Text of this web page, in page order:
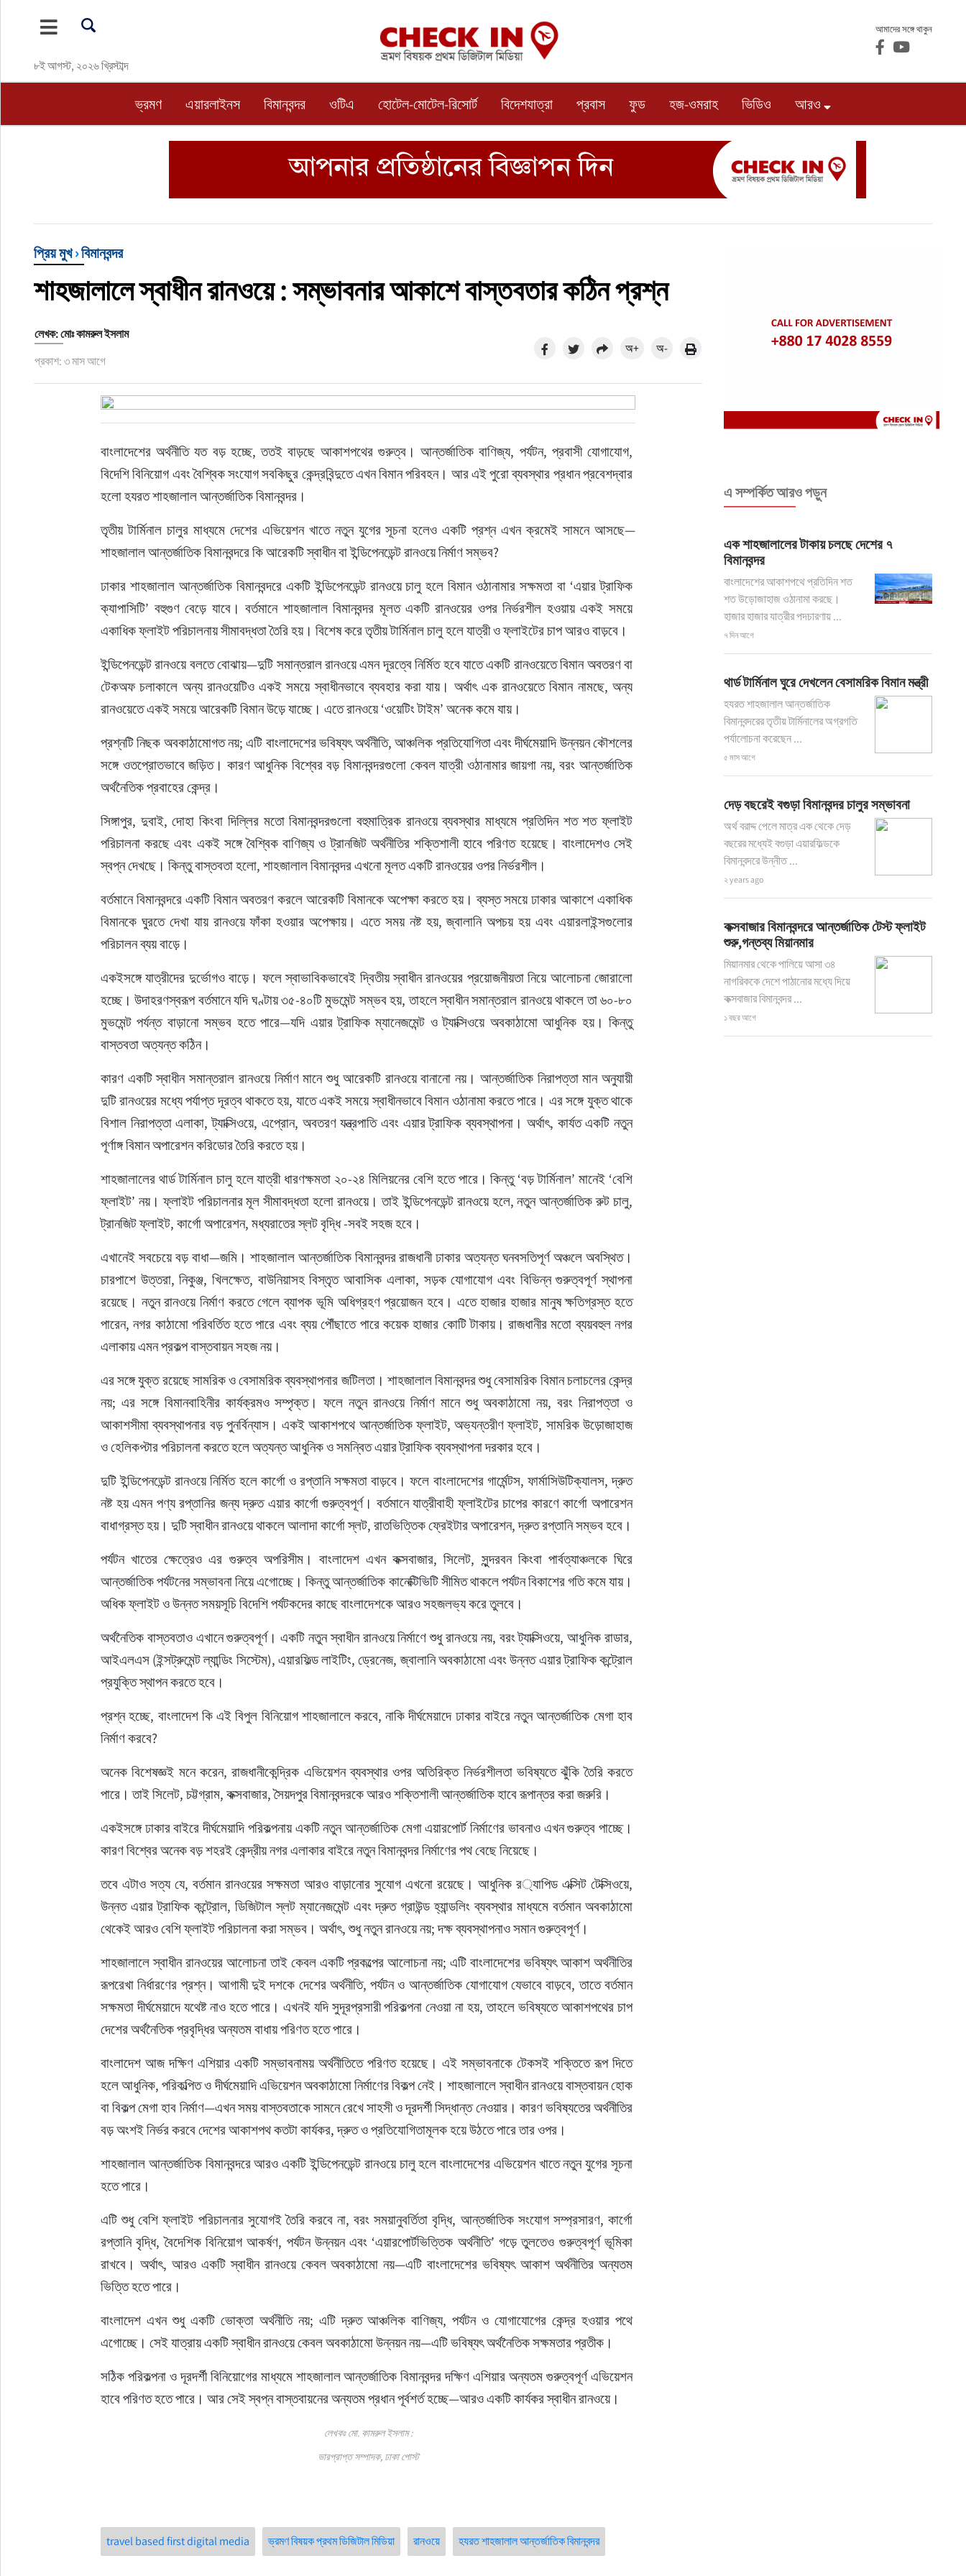
৮ই আগস্ট, ২০২৬ খ্রিস্টাব্দ
আমাদের সঙ্গে থাকুন
এয়ারলাইনস
বিমানবন্দর
বিদেশযাত্রা
প্রবাস
হজ-ওমরাহ
ভ্রমণ এয়ারলাইনস বিমানবন্দর ওটিএ হোটেল-মোটেল-রিসোর্ট বিদেশযাত্রা প্রবাস ফুড হজ-ওমরাহ ভিডিও আরও
প্রিয় মুখ›বিমানবন্দর
শাহজালালে স্বাধীন রানওয়ে : সম্ভাবনার আকাশে বাস্তবতার কঠিন প্রশ্ন
লেখক: মোঃ কামরুল ইসলাম
প্রকাশ: ৩ মাস আগে
অ+ অ-
বাংলাদেশের অর্থনীতি যত বড় হচ্ছে, ততই বাড়ছে আকাশপথের গুরুত্ব। আন্তর্জাতিক বাণিজ্য, পর্যটন, প্রবাসী যোগাযোগ,
বিদেশি বিনিয়োগ এবং বৈশ্বিক সংযোগ সবকিছুর কেন্দ্রবিন্দুতে এখন বিমান পরিবহন। আর এই পুরো ব্যবস্থার প্রধান প্রবেশদ্বার
হলো হযরত শাহজালাল আন্তর্জাতিক বিমানবন্দর।
তৃতীয় টার্মিনাল চালুর মাধ্যমে দেশের এভিয়েশন খাতে নতুন যুগের সূচনা হলেও একটি প্রশ্ন এখন ক্রমেই সামনে আসছে—
শাহজালাল আন্তর্জাতিক বিমানবন্দরে কি আরেকটি স্বাধীন বা ইন্ডিপেনডেন্ট রানওয়ে নির্মাণ সম্ভব?
ঢাকার শাহজালাল আন্তর্জাতিক বিমানবন্দরে একটি ইন্ডিপেনডেন্ট রানওয়ে চালু হলে বিমান ওঠানামার সক্ষমতা বা ‘এয়ার ট্রাফিক
ক্যাপাসিটি’ বহুগুণ বেড়ে যাবে। বর্তমানে শাহজালাল বিমানবন্দর মূলত একটি রানওয়ের ওপর নির্ভরশীল হওয়ায় একই সময়ে
একাধিক ফ্লাইট পরিচালনায় সীমাবদ্ধতা তৈরি হয়। বিশেষ করে তৃতীয় টার্মিনাল চালু হলে যাত্রী ও ফ্লাইটের চাপ আরও বাড়বে।
ইন্ডিপেনডেন্ট রানওয়ে বলতে বোঝায়—দুটি সমান্তরাল রানওয়ে এমন দূরত্বে নির্মিত হবে যাতে একটি রানওয়েতে বিমান অবতরণ বা
টেকঅফ চলাকালে অন্য রানওয়েটিও একই সময়ে স্বাধীনভাবে ব্যবহার করা যায়। অর্থাৎ এক রানওয়েতে বিমান নামছে, অন্য
রানওয়েতে একই সময়ে আরেকটি বিমান উড়ে যাচ্ছে। এতে রানওয়ে ‘ওয়েটিং টাইম’ অনেক কমে যায়।
প্রশ্নটি নিছক অবকাঠামোগত নয়; এটি বাংলাদেশের ভবিষ্যৎ অর্থনীতি, আঞ্চলিক প্রতিযোগিতা এবং দীর্ঘমেয়াদি উন্নয়ন কৌশলের
সঙ্গে ওতপ্রোতভাবে জড়িত। কারণ আধুনিক বিশ্বের বড় বিমানবন্দরগুলো কেবল যাত্রী ওঠানামার জায়গা নয়, বরং আন্তর্জাতিক
অর্থনৈতিক প্রবাহের কেন্দ্র।
সিঙ্গাপুর, দুবাই, দোহা কিংবা দিল্লির মতো বিমানবন্দরগুলো বহুমাত্রিক রানওয়ে ব্যবস্থার মাধ্যমে প্রতিদিন শত শত ফ্লাইট
পরিচালনা করছে এবং একই সঙ্গে বৈশ্বিক বাণিজ্য ও ট্রানজিট অর্থনীতির শক্তিশালী হাবে পরিণত হয়েছে। বাংলাদেশও সেই
স্বপ্ন দেখছে। কিন্তু বাস্তবতা হলো, শাহজালাল বিমানবন্দর এখনো মূলত একটি রানওয়ের ওপর নির্ভরশীল।
বর্তমানে বিমানবন্দরে একটি বিমান অবতরণ করলে আরেকটি বিমানকে অপেক্ষা করতে হয়। ব্যস্ত সময়ে ঢাকার আকাশে একাধিক
বিমানকে ঘুরতে দেখা যায় রানওয়ে ফাঁকা হওয়ার অপেক্ষায়। এতে সময় নষ্ট হয়, জ্বালানি অপচয় হয় এবং এয়ারলাইন্সগুলোর
পরিচালন ব্যয় বাড়ে।
একইসঙ্গে যাত্রীদের দুর্ভোগও বাড়ে। ফলে স্বাভাবিকভাবেই দ্বিতীয় স্বাধীন রানওয়ের প্রয়োজনীয়তা নিয়ে আলোচনা জোরালো
হচ্ছে। উদাহরণস্বরূপ বর্তমানে যদি ঘণ্টায় ৩৫-৪০টি মুভমেন্ট সম্ভব হয়, তাহলে স্বাধীন সমান্তরাল রানওয়ে থাকলে তা ৬০-৮০
মুভমেন্ট পর্যন্ত বাড়ানো সম্ভব হতে পারে—যদি এয়ার ট্রাফিক ম্যানেজমেন্ট ও ট্যাক্সিওয়ে অবকাঠামো আধুনিক হয়। কিন্তু
বাস্তবতা অত্যন্ত কঠিন।
কারণ একটি স্বাধীন সমান্তরাল রানওয়ে নির্মাণ মানে শুধু আরেকটি রানওয়ে বানানো নয়। আন্তর্জাতিক নিরাপত্তা মান অনুযায়ী
দুটি রানওয়ের মধ্যে পর্যাপ্ত দূরত্ব থাকতে হয়, যাতে একই সময়ে স্বাধীনভাবে বিমান ওঠানামা করতে পারে। এর সঙ্গে যুক্ত থাকে
বিশাল নিরাপত্তা এলাকা, ট্যাক্সিওয়ে, এপ্রোন, অবতরণ যন্ত্রপাতি এবং এয়ার ট্রাফিক ব্যবস্থাপনা। অর্থাৎ, কার্যত একটি নতুন
পূর্ণাঙ্গ বিমান অপারেশন করিডোর তৈরি করতে হয়।
শাহজালালের থার্ড টার্মিনাল চালু হলে যাত্রী ধারণক্ষমতা ২০-২৪ মিলিয়নের বেশি হতে পারে। কিন্তু ‘বড় টার্মিনাল’ মানেই ‘বেশি
ফ্লাইট’ নয়। ফ্লাইট পরিচালনার মূল সীমাবদ্ধতা হলো রানওয়ে। তাই ইন্ডিপেনডেন্ট রানওয়ে হলে, নতুন আন্তর্জাতিক রুট চালু,
ট্রানজিট ফ্লাইট, কার্গো অপারেশন, মধ্যরাতের স্লট বৃদ্ধি -সবই সহজ হবে।
এখানেই সবচেয়ে বড় বাধা—জমি। শাহজালাল আন্তর্জাতিক বিমানবন্দর রাজধানী ঢাকার অত্যন্ত ঘনবসতিপূর্ণ অঞ্চলে অবস্থিত।
চারপাশে উত্তরা, নিকুঞ্জ, খিলক্ষেত, বাউনিয়াসহ বিস্তৃত আবাসিক এলাকা, সড়ক যোগাযোগ এবং বিভিন্ন গুরুত্বপূর্ণ স্থাপনা
রয়েছে। নতুন রানওয়ে নির্মাণ করতে গেলে ব্যাপক ভূমি অধিগ্রহণ প্রয়োজন হবে। এতে হাজার হাজার মানুষ ক্ষতিগ্রস্ত হতে
পারেন, নগর কাঠামো পরিবর্তিত হতে পারে এবং ব্যয় পৌঁছাতে পারে কয়েক হাজার কোটি টাকায়। রাজধানীর মতো ব্যয়বহুল নগর
এলাকায় এমন প্রকল্প বাস্তবায়ন সহজ নয়।
এর সঙ্গে যুক্ত রয়েছে সামরিক ও বেসামরিক ব্যবস্থাপনার জটিলতা। শাহজালাল বিমানবন্দর শুধু বেসামরিক বিমান চলাচলের কেন্দ্র
নয়; এর সঙ্গে বিমানবাহিনীর কার্যক্রমও সম্পৃক্ত। ফলে নতুন রানওয়ে নির্মাণ মানে শুধু অবকাঠামো নয়, বরং নিরাপত্তা ও
আকাশসীমা ব্যবস্থাপনার বড় পুনর্বিন্যাস। একই আকাশপথে আন্তর্জাতিক ফ্লাইট, অভ্যন্তরীণ ফ্লাইট, সামরিক উড়োজাহাজ
ও হেলিকপ্টার পরিচালনা করতে হলে অত্যন্ত আধুনিক ও সমন্বিত এয়ার ট্রাফিক ব্যবস্থাপনা দরকার হবে।
দুটি ইন্ডিপেনডেন্ট রানওয়ে নির্মিত হলে কার্গো ও রপ্তানি সক্ষমতা বাড়বে। ফলে বাংলাদেশের গার্মেন্টস, ফার্মাসিউটিক্যালস, দ্রুত
নষ্ট হয় এমন পণ্য রপ্তানির জন্য দ্রুত এয়ার কার্গো গুরুত্বপূর্ণ। বর্তমানে যাত্রীবাহী ফ্লাইটের চাপের কারণে কার্গো অপারেশন
বাধাগ্রস্ত হয়। দুটি স্বাধীন রানওয়ে থাকলে আলাদা কার্গো স্লট, রাতভিত্তিক ফ্রেইটার অপারেশন, দ্রুত রপ্তানি সম্ভব হবে।
পর্যটন খাতের ক্ষেত্রেও এর গুরুত্ব অপরিসীম। বাংলাদেশ এখন কক্সবাজার, সিলেট, সুন্দরবন কিংবা পার্বত্যাঞ্চলকে ঘিরে
আন্তর্জাতিক পর্যটনের সম্ভাবনা নিয়ে এগোচ্ছে। কিন্তু আন্তর্জাতিক কানেক্টিভিটি সীমিত থাকলে পর্যটন বিকাশের গতি কমে যায়।
অধিক ফ্লাইট ও উন্নত সময়সূচি বিদেশি পর্যটকদের কাছে বাংলাদেশকে আরও সহজলভ্য করে তুলবে।
অর্থনৈতিক বাস্তবতাও এখানে গুরুত্বপূর্ণ। একটি নতুন স্বাধীন রানওয়ে নির্মাণে শুধু রানওয়ে নয়, বরং ট্যাক্সিওয়ে, আধুনিক রাডার,
আইএলএস (ইন্সট্রুমেন্ট ল্যান্ডিং সিস্টেম), এয়ারফিল্ড লাইটিং, ড্রেনেজ, জ্বালানি অবকাঠামো এবং উন্নত এয়ার ট্রাফিক কন্ট্রোল
প্রযুক্তি স্থাপন করতে হবে।
প্রশ্ন হচ্ছে, বাংলাদেশ কি এই বিপুল বিনিয়োগ শাহজালালে করবে, নাকি দীর্ঘমেয়াদে ঢাকার বাইরে নতুন আন্তর্জাতিক মেগা হাব
নির্মাণ করবে?
অনেক বিশেষজ্ঞই মনে করেন, রাজধানীকেন্দ্রিক এভিয়েশন ব্যবস্থার ওপর অতিরিক্ত নির্ভরশীলতা ভবিষ্যতে ঝুঁকি তৈরি করতে
পারে। তাই সিলেট, চট্টগ্রাম, কক্সবাজার, সৈয়দপুর বিমানবন্দরকে আরও শক্তিশালী আন্তর্জাতিক হাবে রূপান্তর করা জরুরি।
একইসঙ্গে ঢাকার বাইরে দীর্ঘমেয়াদি পরিকল্পনায় একটি নতুন আন্তর্জাতিক মেগা এয়ারপোর্ট নির্মাণের ভাবনাও এখন গুরুত্ব পাচ্ছে।
কারণ বিশ্বের অনেক বড় শহরই কেন্দ্রীয় নগর এলাকার বাইরে নতুন বিমানবন্দর নির্মাণের পথ বেছে নিয়েছে।
তবে এটাও সত্য যে, বর্তমান রানওয়ের সক্ষমতা আরও বাড়ানোর সুযোগ এখনো রয়েছে। আধুনিক র‌্যাপিড এক্সিট টেক্সিওয়ে,
উন্নত এয়ার ট্রাফিক কন্ট্রোল, ডিজিটাল স্লট ম্যানেজমেন্ট এবং দ্রুত গ্রাউন্ড হ্যান্ডলিং ব্যবস্থার মাধ্যমে বর্তমান অবকাঠামো
থেকেই আরও বেশি ফ্লাইট পরিচালনা করা সম্ভব। অর্থাৎ, শুধু নতুন রানওয়ে নয়; দক্ষ ব্যবস্থাপনাও সমান গুরুত্বপূর্ণ।
শাহজালালে স্বাধীন রানওয়ের আলোচনা তাই কেবল একটি প্রকল্পের আলোচনা নয়; এটি বাংলাদেশের ভবিষ্যৎ আকাশ অর্থনীতির
রূপরেখা নির্ধারণের প্রশ্ন। আগামী দুই দশকে দেশের অর্থনীতি, পর্যটন ও আন্তর্জাতিক যোগাযোগ যেভাবে বাড়বে, তাতে বর্তমান
সক্ষমতা দীর্ঘমেয়াদে যথেষ্ট নাও হতে পারে। এখনই যদি সুদূরপ্রসারী পরিকল্পনা নেওয়া না হয়, তাহলে ভবিষ্যতে আকাশপথের চাপ
দেশের অর্থনৈতিক প্রবৃদ্ধির অন্যতম বাধায় পরিণত হতে পারে।
বাংলাদেশ আজ দক্ষিণ এশিয়ার একটি সম্ভাবনাময় অর্থনীতিতে পরিণত হয়েছে। এই সম্ভাবনাকে টেকসই শক্তিতে রূপ দিতে
হলে আধুনিক, পরিকল্পিত ও দীর্ঘমেয়াদি এভিয়েশন অবকাঠামো নির্মাণের বিকল্প নেই। শাহজালালে স্বাধীন রানওয়ে বাস্তবায়ন হোক
বা বিকল্প মেগা হাব নির্মাণ—এখন সময় বাস্তবতাকে সামনে রেখে সাহসী ও দূরদর্শী সিদ্ধান্ত নেওয়ার। কারণ ভবিষ্যতের অর্থনীতির
বড় অংশই নির্ভর করবে দেশের আকাশপথ কতটা কার্যকর, দ্রুত ও প্রতিযোগিতামূলক হয়ে উঠতে পারে তার ওপর।
শাহজালাল আন্তর্জাতিক বিমানবন্দরে আরও একটি ইন্ডিপেনডেন্ট রানওয়ে চালু হলে বাংলাদেশের এভিয়েশন খাতে নতুন যুগের সূচনা
হতে পারে।
এটি শুধু বেশি ফ্লাইট পরিচালনার সুযোগই তৈরি করবে না, বরং সময়ানুবর্তিতা বৃদ্ধি, আন্তর্জাতিক সংযোগ সম্প্রসারণ, কার্গো
রপ্তানি বৃদ্ধি, বৈদেশিক বিনিয়োগ আকর্ষণ, পর্যটন উন্নয়ন এবং ‘এয়ারপোর্টভিত্তিক অর্থনীতি’ গড়ে তুলতেও গুরুত্বপূর্ণ ভূমিকা
রাখবে। অর্থাৎ, আরও একটি স্বাধীন রানওয়ে কেবল অবকাঠামো নয়—এটি বাংলাদেশের ভবিষ্যৎ আকাশ অর্থনীতির অন্যতম
ভিত্তি হতে পারে।
বাংলাদেশ এখন শুধু একটি ভোক্তা অর্থনীতি নয়; এটি দ্রুত আঞ্চলিক বাণিজ্য, পর্যটন ও যোগাযোগের কেন্দ্র হওয়ার পথে
এগোচ্ছে। সেই যাত্রায় একটি স্বাধীন রানওয়ে কেবল অবকাঠামো উন্নয়ন নয়—এটি ভবিষ্যৎ অর্থনৈতিক সক্ষমতার প্রতীক।
সঠিক পরিকল্পনা ও দূরদর্শী বিনিয়োগের মাধ্যমে শাহজালাল আন্তর্জাতিক বিমানবন্দর দক্ষিণ এশিয়ার অন্যতম গুরুত্বপূর্ণ এভিয়েশন
হাবে পরিণত হতে পারে। আর সেই স্বপ্ন বাস্তবায়নের অন্যতম প্রধান পূর্বশর্ত হচ্ছে—আরও একটি কার্যকর স্বাধীন রানওয়ে।
লেখকঃ মো. কামরুল ইসলাম :
ভারপ্রাপ্ত সম্পাদক, ঢাকা পোস্ট
travel based first digital media ভ্রমণ বিষয়ক প্রথম ডিজিটাল মিডিয়া রানওয়ে হযরত শাহজালাল আন্তর্জাতিক বিমানবন্দর
এ সম্পর্কিত আরও পড়ুন
এক শাহজালালের টাকায় চলছে দেশের ৭
বিমানবন্দর
বাংলাদেশের আকাশপথে প্রতিদিন শত
শত উড়োজাহাজ ওঠানামা করছে।
হাজার হাজার যাত্রীর পদচারণায় ...
৭ দিন আগে
থার্ড টার্মিনাল ঘুরে দেখলেন বেসামরিক বিমান মন্ত্রী
হযরত শাহজালাল আন্তর্জাতিক
বিমানবন্দরের তৃতীয় টার্মিনালের অগ্রগতি
পর্যালোচনা করেছেন ...
৫ মাস আগে
দেড় বছরেই বগুড়া বিমানবন্দর চালুর সম্ভাবনা
অর্থ বরাদ্দ পেলে মাত্র এক থেকে দেড়
বছরের মধ্যেই বগুড়া এয়ারফিল্ডকে
বিমানবন্দরে উন্নীত ...
২ years ago
কক্সবাজার বিমানবন্দরে আন্তর্জাতিক টেস্ট ফ্লাইট
শুরু,গন্তব্য মিয়ানমার
মিয়ানমার থেকে পালিয়ে আসা ৩৪
নাগরিককে দেশে পাঠানোর মধ্যে দিয়ে
কক্সবাজার বিমানবন্দর ...
১ বছর আগে